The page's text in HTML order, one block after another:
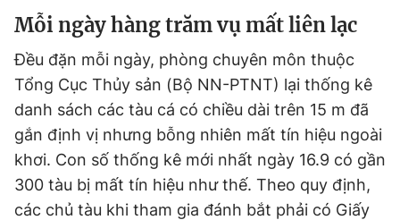
Sản phẩm khác
Tiện ích Bạn cần biết
Thông tin tòa soạn Liên hệ quảng cáo
Mỗi ngày hàng trăm vụ mất liên lạc
Đều đặn mỗi ngày, phòng chuyên môn thuộc
Tổng Cục Thủy sản (Bộ NN-PTNT) lại thống kê
danh sách các tàu cá có chiều dài trên 15 m đã
gắn định vị nhưng bỗng nhiên mất tín hiệu ngoài
khơi. Con số thống kê mới nhất ngày 16.9 có gần
300 tàu bị mất tín hiệu như thế. Theo quy định,
các chủ tàu khi tham gia đánh bắt phải có Giấy